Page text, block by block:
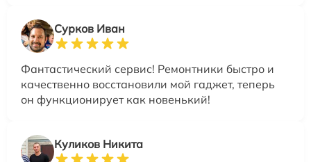
Сурков Иван
Фантастический сервис! Ремонтники быстро и
качественно восстановили мой гаджет, теперь
он функционирует как новенький!
Куликов Никита